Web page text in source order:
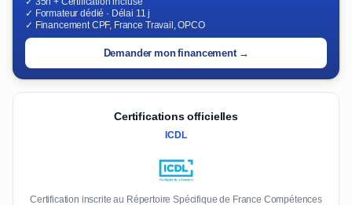
✓ Formateur dédié · Délai 11 j
✓ Financement CPF, France Travail, OPCO
Demander mon financement →
Certifications officielles
ICDL
Certification inscrite au Répertoire Spécifique de France Compétences